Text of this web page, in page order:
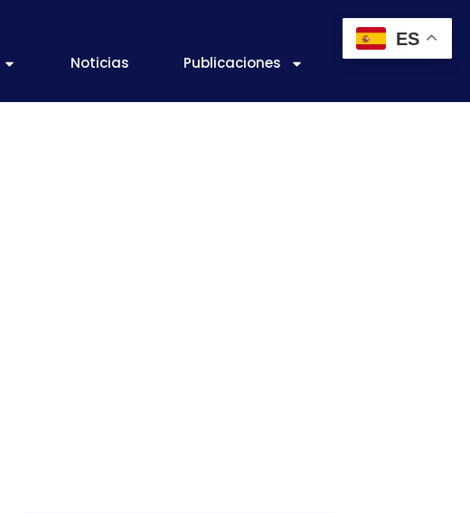
Noticias Publicaciones
ES